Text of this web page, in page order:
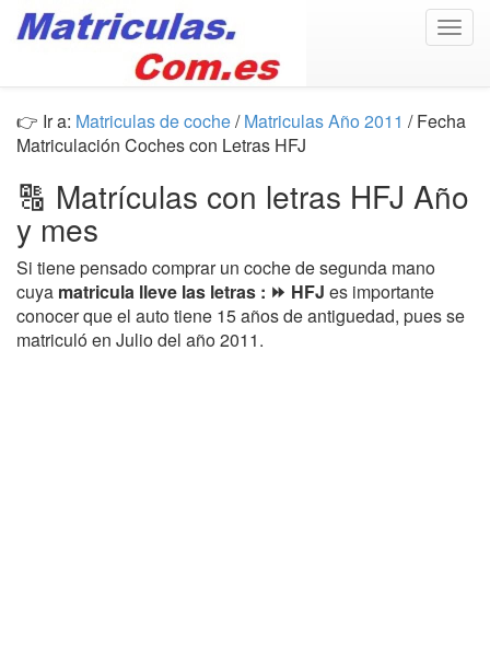
👉 Ir a: Matriculas de coche/Matriculas Año 2011 / Fecha
Matriculación Coches con Letras HFJ
🔠 Matrículas con letras HFJ Año
y mes
Si tiene pensado comprar un coche de segunda mano
cuya matricula lleve las letras : ⏩ HFJ es importante
conocer que el auto tiene 15 años de antiguedad, pues se
matriculó en Julio del año 2011.